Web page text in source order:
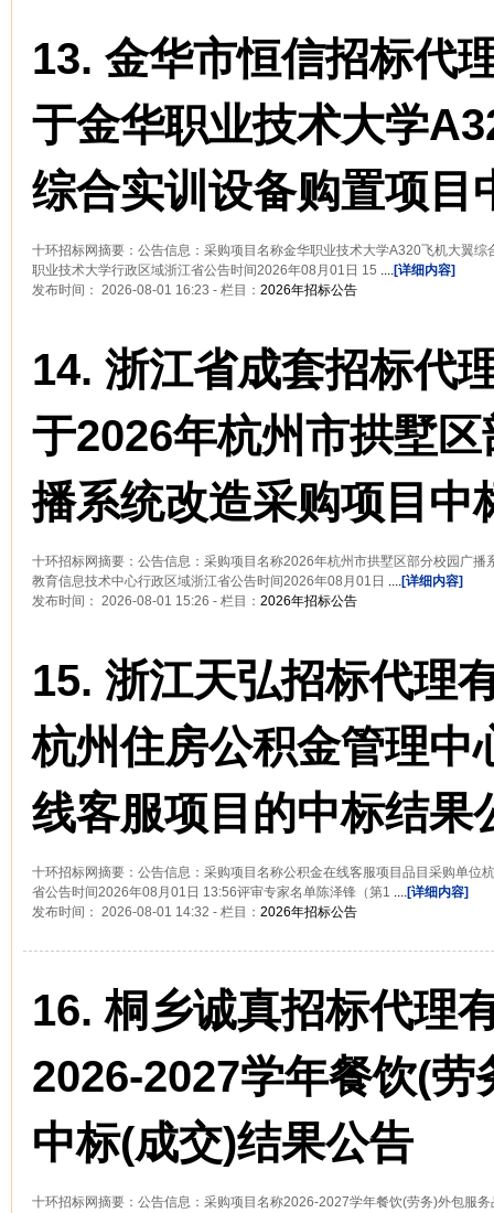
13. 金华市恒信招标代
于金华职业技术大学
综合实训设备购置项目
十环招标网摘要：公告信息：采购项目名称金华职业技术大学A320飞机大翼
职业技术大学行政区域浙江省公告时间2026年08月01日 15 ....[详细内容]
发布时间： 2026-08-01 16:23 - 栏目： 2026年招标公告
14. 浙江省成套招标代
于2026年杭州市拱墅
播系统改造采购项目中
十环招标网摘要：公告信息：采购项目名称2026年杭州市拱墅区部分校园广播
教育信息技术中心行政区域浙江省公告时间2026年08月01日 ....[详细内容]
发布时间： 2026-08-01 15:26 - 栏目： 2026年招标公告
15. 浙江天弘招标代理
杭州住房公积金管理中
线客服项目的中标结果
十环招标网摘要：公告信息：采购项目名称公积金在线客服项目品目采购单位
省公告时间2026年08月01日 13:56评审专家名单陈泽锋（第1 ....[详细内容]
发布时间： 2026-08-01 14:32 - 栏目： 2026年招标公告
16. 桐乡诚真招标代理
2026-2027学年餐饮(劳
中标(成交)结果公告
十环招标网摘要：公告信息：采购项目名称2026-2027学年餐饮(劳务)外包服